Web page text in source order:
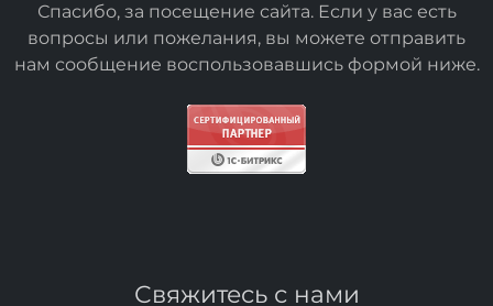
Спасибо, за посещение сайта. Если у вас есть
вопросы или пожелания, вы можете отправить
нам сообщение воспользовавшись формой ниже.
Свяжитесь с нами